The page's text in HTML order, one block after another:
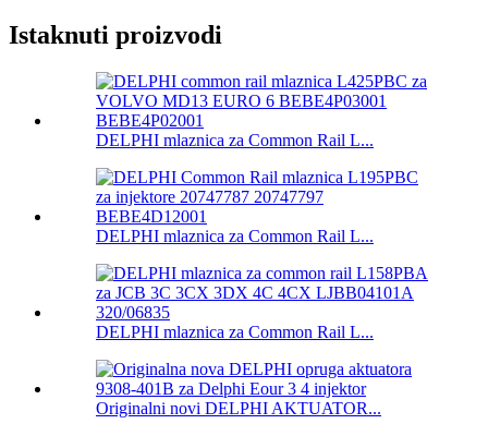
Istaknuti proizvodi
DELPHI mlaznica za Common Rail L...
DELPHI mlaznica za Common Rail L...
DELPHI mlaznica za Common Rail L...
Originalni novi DELPHI AKTUATOR...